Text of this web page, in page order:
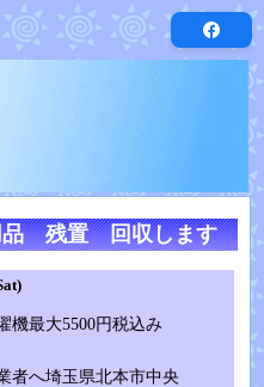
残置 回収します
最大5500円税込み
へ埼玉県北本市中央